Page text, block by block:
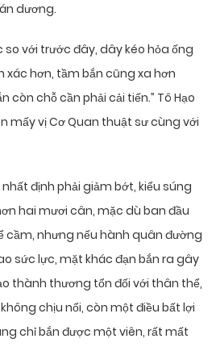
dương.
so với trước đây, dây kéo hỏa ống
hơn, tầm bắn cũng xa hơn
còn chỗ cần phải cải tiến.” Tô Hạo
mấy vị Cơ Quan thuật sư cùng với
định phải giảm bớt, kiểu súng
hai mươi cân, mặc dù ban đầu
nhưng nếu hành quân đường
sức lực, mặt khác đạn bắn ra gây
thành thương tổn đối với thân thể,
chịu nổi, còn một điều bất lợi
chỉ bắn được một viên, rất mất